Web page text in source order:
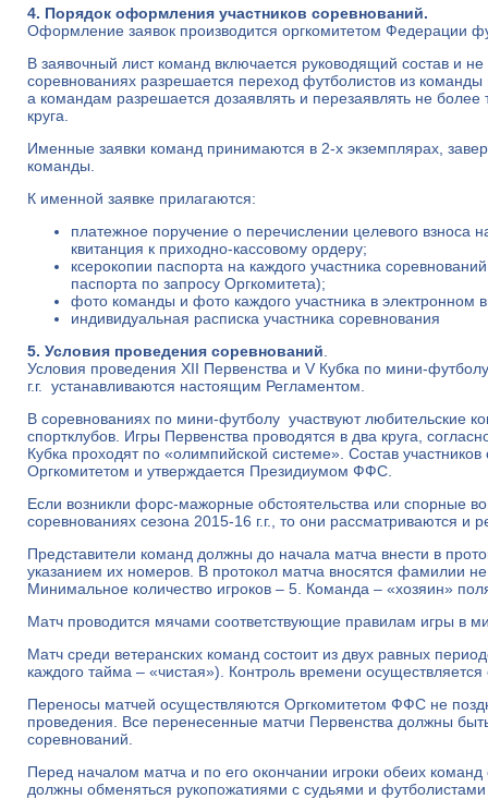
4. Порядок оформления участников соревнований.
Оформление заявок производится оргкомитетом Федерации
В заявочный лист команд включается руководящий состав и
соревнованиях разрешается переход футболистов из команды
а командам разрешается дозаявлять и перезаявлять не более
круга.
Именные заявки команд принимаются в 2-х экземплярах,
команды.
К именной заявке прилагаются:
платежное поручение о перечислении целевого взноса
квитанция к приходно-кассовому ордеру;
ксерокопии паспорта на каждого участника
паспорта по запросу Оргкомитета);
фото команды и фото каждого участника в электронном
индивидуальная расписка участника соревнования
5. Условия проведения соревнований
Условия проведения XII Первенства и V Кубка по мини-
г.г. устанавливаются настоящим Регламентом.
В соревнованиях по мини-футболу участвуют любительские
спортклубов. Игры Первенства проводятся в два круга,
Кубка проходят по «олимпийской системе». Состав
Оргкомитетом и утверждается Президиумом ФФС.
Если возникли форс-мажорные обстоятельства или спорные
соревнованиях сезона 2015-16 г.г., то они рассматриваются и
Представители команд должны до начала матча внести в
указанием их номеров. В протокол матча вносятся фамилии
Минимальное количество игроков – 5. Команда – «хозяин»
Матч проводится мячами соответствующие правилам игры в
Матч среди ветеранских команд состоит из двух равных
каждого тайма – «чистая»). Контроль времени
Переносы матчей осуществляются Оргкомитетом ФФС не
проведения. Все перенесенные матчи Первенства должны
соревнований.
Перед началом матча и по его окончании игроки обеих
должны обменяться рукопожатиями с судьями и